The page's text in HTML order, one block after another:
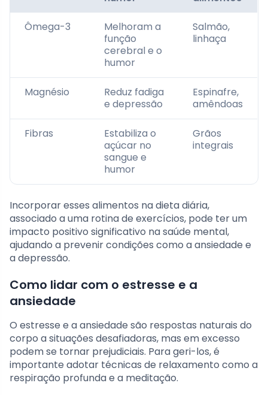
Ômega-3
Melhoram a
função
cerebral e o
humor
Salmão,
linhaça
Magnésio
Reduz fadiga
e depressão
Espinafre,
amêndoas
Fibras
Estabiliza o
açúcar no
sangue e
humor
Grãos
integrais
Incorporar esses alimentos na dieta diária,
associado a uma rotina de exercícios, pode ter um
impacto positivo significativo na saúde mental,
ajudando a prevenir condições como a ansiedade e
a depressão.
Como lidar com o estresse e a
ansiedade
O estresse e a ansiedade são respostas naturais do
corpo a situações desafiadoras, mas em excesso
podem se tornar prejudiciais. Para geri-los, é
importante adotar técnicas de relaxamento como a
respiração profunda e a meditação.